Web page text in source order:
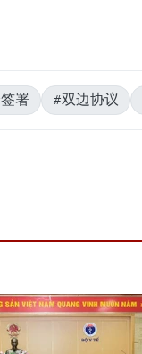
署 #双边协议